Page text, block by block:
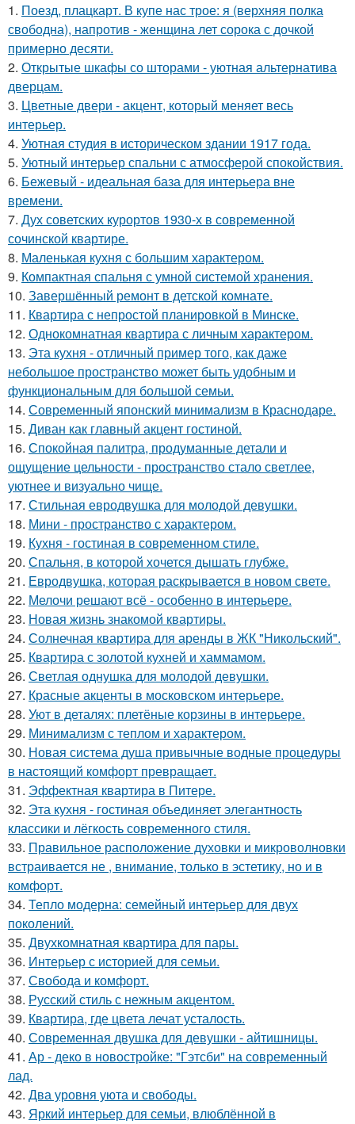
1. Поезд, плацкарт. В купе нас трое: я (верхняя полка
свободна), напротив - женщина лет сорока с дочкой
примерно десяти.
2. Открытые шкафы со шторами - уютная альтернатива
дверцам.
3. Цветные двери - акцент, который меняет весь
интерьер.
4. Уютная студия в историческом здании 1917 года.
5. Уютный интерьер спальни с атмосферой спокойствия.
6. Бежевый - идеальная база для интерьера вне
времени.
7. Дух советских курортов 1930-х в современной
сочинской квартире.
8. Маленькая кухня с большим характером.
9. Компактная спальня с умной системой хранения.
10. Завершённый ремонт в детской комнате.
11. Квартира с непростой планировкой в Минске.
12. Однокомнатная квартира с личным характером.
13. Эта кухня - отличный пример того, как даже
небольшое пространство может быть удобным и
функциональным для большой семьи.
14. Современный японский минимализм в Краснодаре.
15. Диван как главный акцент гостиной.
16. Спокойная палитра, продуманные детали и
ощущение цельности - пространство стало светлее,
уютнее и визуально чище.
17. Стильная евродвушка для молодой девушки.
18. Мини - пространство с характером.
19. Кухня - гостиная в современном стиле.
20. Спальня, в которой хочется дышать глубже.
21. Евродвушка, которая раскрывается в новом свете.
22. Мелочи решают всё - особенно в интерьере.
23. Новая жизнь знакомой квартиры.
24. Солнечная квартира для аренды в ЖК "Никольский".
25. Квартира с золотой кухней и хаммамом.
26. Светлая однушка для молодой девушки.
27. Красные акценты в московском интерьере.
28. Уют в деталях: плетёные корзины в интерьере.
29. Минимализм с теплом и характером.
30. Новая система душа привычные водные процедуры
в настоящий комфорт превращает.
31. Эффектная квартира в Питере.
32. Эта кухня - гостиная объединяет элегантность
классики и лёгкость современного стиля.
33. Правильное расположение духовки и микроволновки
встраивается не , внимание, только в эстетику, но и в
комфорт.
34. Тепло модерна: семейный интерьер для двух
поколений.
35. Двухкомнатная квартира для пары.
36. Интерьер с историей для семьи.
37. Свобода и комфорт.
38. Русский стиль с нежным акцентом.
39. Квартира, где цвета лечат усталость.
40. Современная двушка для девушки - айтишницы.
41. Ар - деко в новостройке: "Гэтсби" на современный
лад.
42. Два уровня уюта и свободы.
43. Яркий интерьер для семьи, влюблённой в